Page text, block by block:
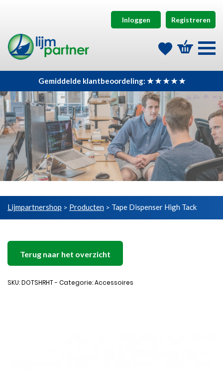
Inloggen Registreren
Gemiddelde klantbeoordeling: ★ ★ ★ ★ ★
Lijmpartnershop > Producten > Tape Dispenser High Tack
Terug naar het overzicht
SKU: DOTSHRHT - Categorie: Accessoires